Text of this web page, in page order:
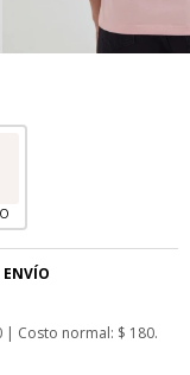
ENVÍO
| Costo normal: $ 180.